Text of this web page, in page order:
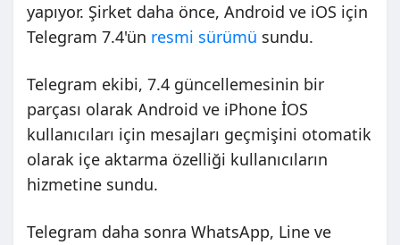
yapıyor. Şirket daha önce, Android ve iOS için
Telegram 7.4'ün resmi sürümü sundu.
Telegram ekibi, 7.4 güncellemesinin bir
parçası olarak Android ve iPhone İOS
kullanıcıları için mesajları geçmişini otomatik
olarak içe aktarma özelliği kullanıcıların
hizmetine sundu.
Telegram daha sonra WhatsApp, Line ve